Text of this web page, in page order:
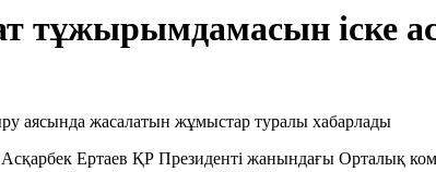
тұжырымдамасын іске
Ертаев ҚР Президенті жанындағы Орталық